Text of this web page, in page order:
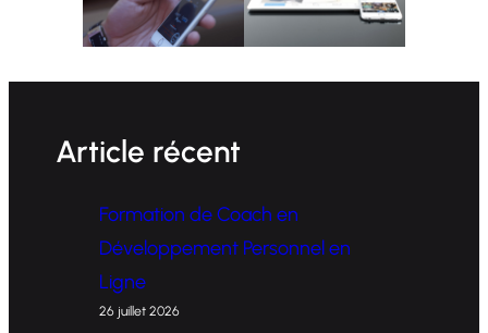
Article récent
Formation de Coach en
Développement Personnel en
Ligne
26 juillet 2026